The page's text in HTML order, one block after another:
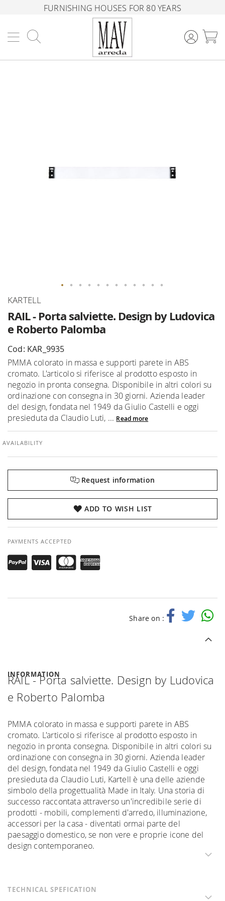
FURNISHING HOUSES FOR 80 YEARS
RAIL - Porta salviette. Design by Ludovica
e Roberto Palomba
KARTELL
Cod: KAR_9935
PMMA colorato in massa e supporti parete in ABS
cromato. L'articolo si riferisce al prodotto esposto in
negozio in pronta consegna. Disponibile in altri colori su
ordinazione con consegna in 30 giorni. Azienda leader
del design, fondata nel 1949 da Giulio Castelli e oggi
presieduta da Claudio Luti, ... Read more
AVAILABILITY
Request information
ADD TO WISH LIST
PAYMENTS ACCEPTED
Share on :
Skip
the
beginning
the
images
gallery
INFORMATION
RAIL - Porta salviette. Design by Ludovica
e Roberto Palomba
PMMA colorato in massa e supporti parete in ABS
cromato. L'articolo si riferisce al prodotto esposto in
negozio in pronta consegna. Disponibile in altri colori su
ordinazione con consegna in 30 giorni. Azienda leader
del design, fondata nel 1949 da Giulio Castelli e oggi
presieduta da Claudio Luti, Kartell è una delle aziende
simbolo della progettualità Made in Italy. Una storia di
successo raccontata attraverso un'incredibile serie di
prodotti - mobili, complementi d'arredo, illuminazione,
accessori per la casa - diventati ormai parte del
paesaggio domestico, se non vere e proprie icone del
design contemporaneo.
TECHNICAL SPEFICATION